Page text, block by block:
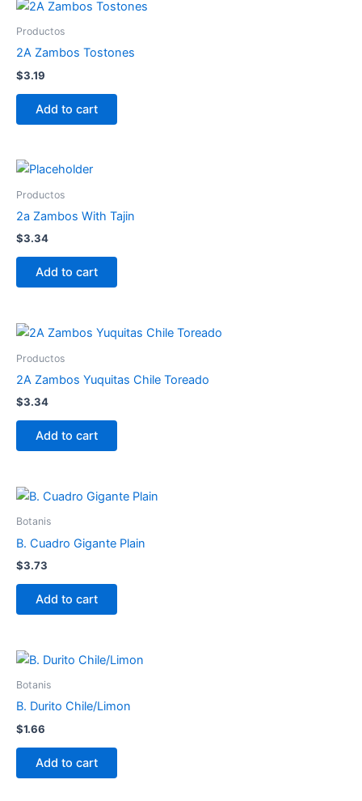
Productos
2A Zambos Tostones
$3.19
Add to cart
Productos
2a Zambos With Tajin
$3.34
Add to cart
Productos
2A Zambos Yuquitas Chile Toreado
$3.34
Add to cart
Botanis
B. Cuadro Gigante Plain
$3.73
Add to cart
Botanis
B. Durito Chile/Limon
$1.66
Add to cart